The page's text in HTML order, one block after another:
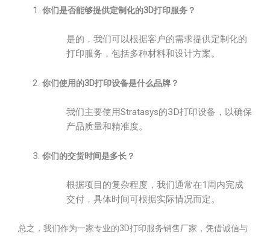
你们是否能够提供定制化的3D打印服务？
是的，我们可以根据客户的需求提供定制化的
打印服务，包括多种材料和设计方案。
你们使用的3D打印设备是什么品牌？
我们主要使用Stratasys的3D打印设备，以确保
产品质量和精准度。
你们的交货时间是多长？
根据项目的复杂程度，我们通常在1周内完成
交付，具体时间可根据实际情况而定。
总之，我们作为一家专业的3D打印服务销售厂家，凭借诚信与